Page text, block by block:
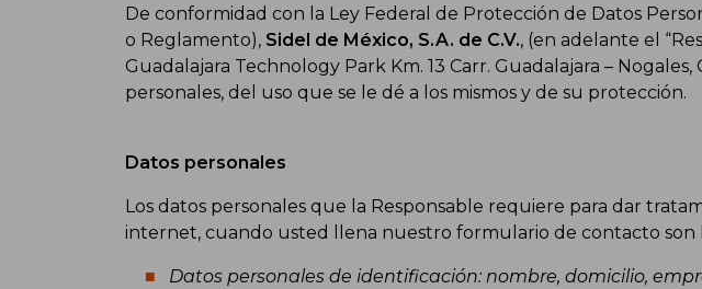
De conformidad con la Ley Federal de Protección de Datos
o Reglamento), Sidel de México, S.A. de C.V., (en adelante el
Guadalajara Technology Park Km. 13 Carr. Guadalajara –
personales, del uso que se le dé a los mismos y de su protección.
Datos personales
Los datos personales que la Responsable requiere para dar
internet, cuando usted llena nuestro formulario de contacto son
Datos personales de identificación: nombre, domicilio,